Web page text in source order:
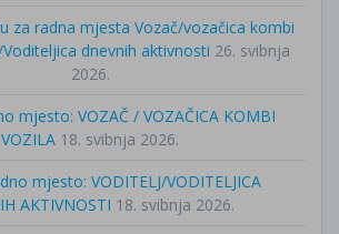
za radna mjesta Vozač/vozačica kombi
dnevnih aktivnosti 26. svibnja
2026.
mjesto: VOZAČ / VOZAČICA KOMBI
VOZILA 18. svibnja 2026.
mjesto: VODITELJ/VODITELJICA
AKTIVNOSTI 18. svibnja 2026.